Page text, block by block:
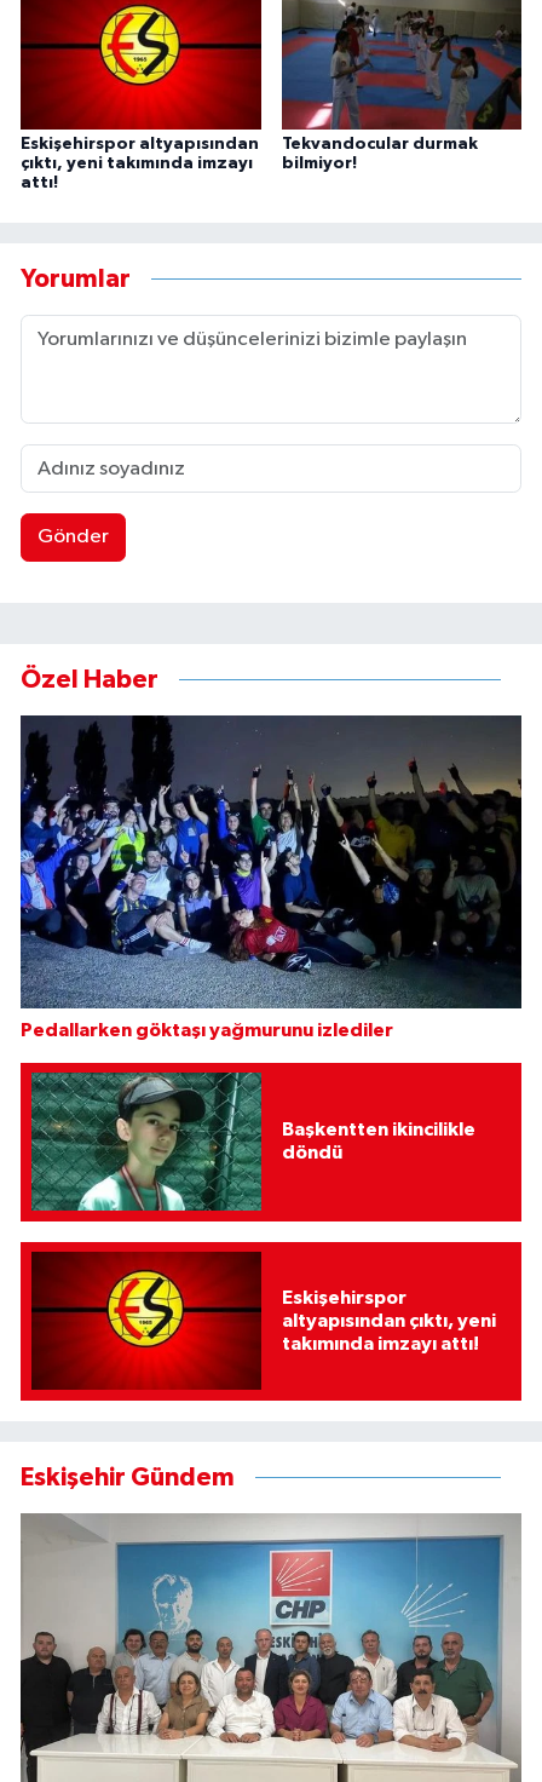
Eskişehirspor altyapısından
çıktı, yeni takımında imzayı
attı!
Tekvandocular durmak
bilmiyor!
Yorumlar
Gönder
Özel Haber
Pedallarken göktaşı yağmurunu izlediler
Başkentten ikincilikle
döndü
Eskişehirspor
altyapısından çıktı, yeni
takımında imzayı attı!
Eskişehir Gündem